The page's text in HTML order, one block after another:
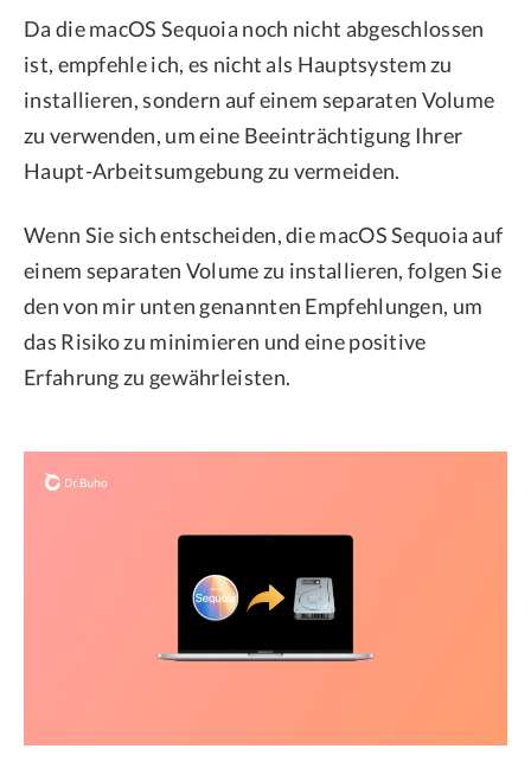
Da die macOS Sequoia noch nicht abgeschlossen
ist, empfehle ich, es nicht als Hauptsystem zu
installieren, sondern auf einem separaten Volume
zu verwenden, um eine Beeinträchtigung Ihrer
Haupt-Arbeitsumgebung zu vermeiden.
Wenn Sie sich entscheiden, die macOS Sequoia auf
einem separaten Volume zu installieren, folgen Sie
den von mir unten genannten Empfehlungen, um
das Risiko zu minimieren und eine positive
Erfahrung zu gewährleisten.